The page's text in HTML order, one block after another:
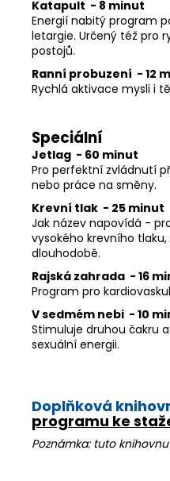
Katapult - 8 minut
Energií nabitý program
letargie. Určený též pro
postojů.
Ranní probuzení - 12
Rychlá aktivace mysli i
Speciální
Jetlag - 60 minut
Pro perfektní zvládnutí
nebo práce na směny.
Krevní tlak - 25 minut
Jak název napovídá -
vysokého krevního
dlouhodobě.
Rajská zahrada - 16
Program pro
V sedmém nebi - 10
Stimuluje druhou čakru
sexuální energii.
Doplňková
programu ke
Poznámka: tuto